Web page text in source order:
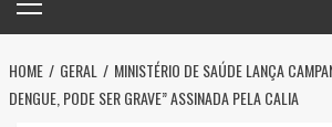
Menu
HOME GERAL
MINISTÉRIO DE SAÚDE LANÇA
DENGUE, PODE SER GRAVE” ASSINADA PELA CALIA